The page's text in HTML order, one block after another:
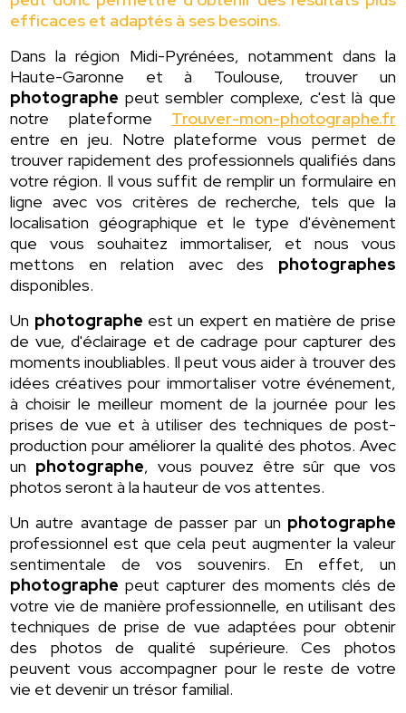
efficaces et adaptés à ses besoins.
Dans la région Midi-Pyrénées, notamment dans la
Haute-Garonne et à Toulouse, trouver un
photographe peut sembler complexe, c'est là que
notre plateforme Trouver-mon-photographe.fr
entre en jeu. Notre plateforme vous permet de
trouver rapidement des professionnels qualifiés dans
votre région. Il vous suffit de remplir un formulaire en
ligne avec vos critères de recherche, tels que la
localisation géographique et le type d'évènement
que vous souhaitez immortaliser, et nous vous
mettons en relation avec des photographes
disponibles.
Un photographe est un expert en matière de prise
de vue, d'éclairage et de cadrage pour capturer des
moments inoubliables. Il peut vous aider à trouver des
idées créatives pour immortaliser votre événement,
à choisir le meilleur moment de la journée pour les
prises de vue et à utiliser des techniques de post-
production pour améliorer la qualité des photos. Avec
un photographe, vous pouvez être sûr que vos
photos seront à la hauteur de vos attentes.
Un autre avantage de passer par un photographe
professionnel est que cela peut augmenter la valeur
sentimentale de vos souvenirs. En effet, un
photographe peut capturer des moments clés de
votre vie de manière professionnelle, en utilisant des
techniques de prise de vue adaptées pour obtenir
des photos de qualité supérieure. Ces photos
peuvent vous accompagner pour le reste de votre
vie et devenir un trésor familial.